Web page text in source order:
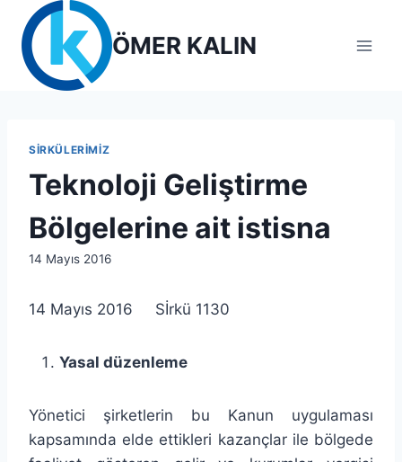
content
ÖMER KALIN
SIRKÜLERIMIZ
Teknoloji Geliştirme
Bölgelerine ait istisna
By
14 Mayıs 2016
14 Mayıs 2016 Sİrkü 1130
Yasal düzenleme
Yönetici şirketlerin bu Kanun uygulaması
kapsamında elde ettikleri kazançlar ile bölgede